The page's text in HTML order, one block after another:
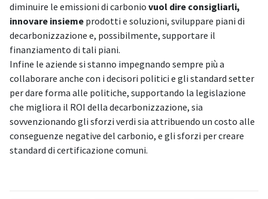
diminuire le emissioni di carbonio vuol dire consigliarli,
innovare insieme prodotti e soluzioni, sviluppare piani di
decarbonizzazione e, possibilmente, supportare il
finanziamento di tali piani.
Infine le aziende si stanno impegnando sempre più a
collaborare anche con i decisori politici e gli standard setter
per dare forma alle politiche, supportando la legislazione
che migliora il ROI della decarbonizzazione, sia
sovvenzionando gli sforzi verdi sia attribuendo un costo alle
conseguenze negative del carbonio, e gli sforzi per creare
standard di certificazione comuni.